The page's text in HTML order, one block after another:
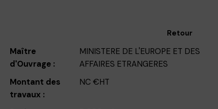
Maître
d'Ouvrage :
MINISTERE DE L'EUROPE ET DES
AFFAIRES ETRANGERES
Montant des
travaux :
NC €HT
Retour